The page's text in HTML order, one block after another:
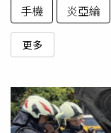
手機
炎亞綸
更多